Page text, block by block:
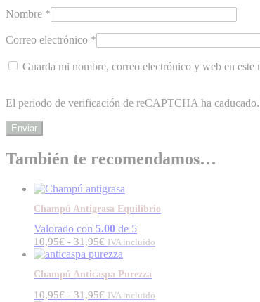
Nombre *
Correo electrónico *
Guarda mi nombre, correo electrónico y web en este
El periodo de verificación de reCAPTCHA ha
También te recomendamos…
Champú Antigrasa Equilibrio
Valorado con 5.00 de 5
10,95€ - 31,95€ Rango
de
desde
IVA incluido
Champú Anticaspa Purezza
10,95€ - 31,95€ Rango
IVA incluido